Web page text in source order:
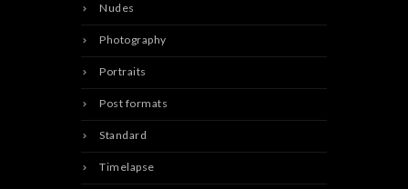
Nudes
Photography
Portraits
Post formats
Standard
Timelapse